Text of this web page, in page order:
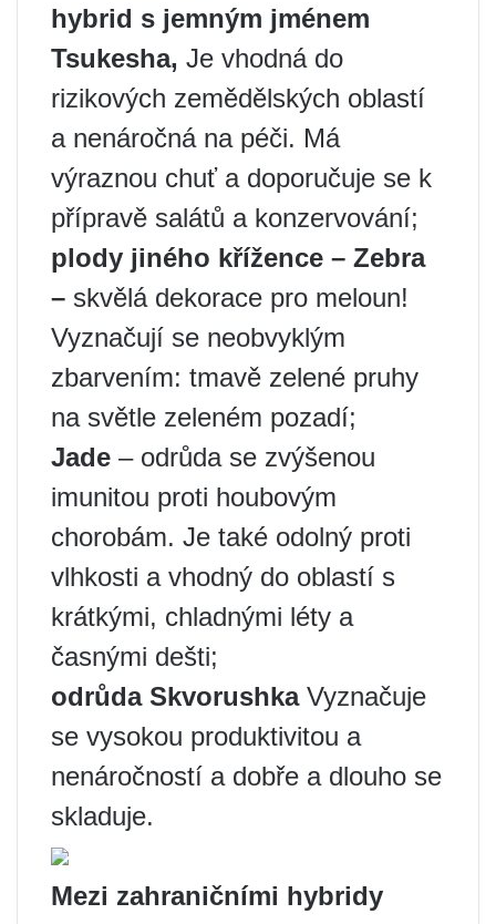
hybrid s jemným jménem
Tsukesha, Je vhodná do
rizikových zemědělských oblastí
a nenáročná na péči. Má
výraznou chuť a doporučuje se k
přípravě salátů a konzervování;
plody jiného křížence – Zebra
– skvělá dekorace pro meloun!
Vyznačují se neobvyklým
zbarvením: tmavě zelené pruhy
na světle zeleném pozadí;
Jade – odrůda se zvýšenou
imunitou proti houbovým
chorobám. Je také odolný proti
vlhkosti a vhodný do oblastí s
krátkými, chladnými léty a
časnými dešti;
odrůda SkvorushkaVyznačuje
se vysokou produktivitou a
nenáročností a dobře a dlouho se
skladuje.
Mezi zahraničními hybridy